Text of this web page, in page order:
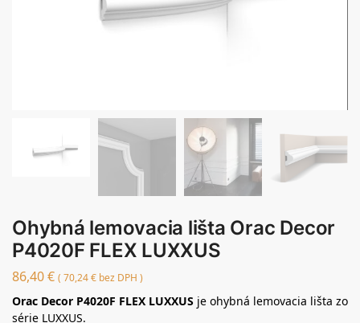
Ohybná lemovacia lišta Orac Decor
P4020F FLEX LUXXUS
86,40€ ( 70,24€ bez DPH )
Orac Decor P4020F FLEX LUXXUS je ohybná lemovacia lišta zo
série LUXXUS.